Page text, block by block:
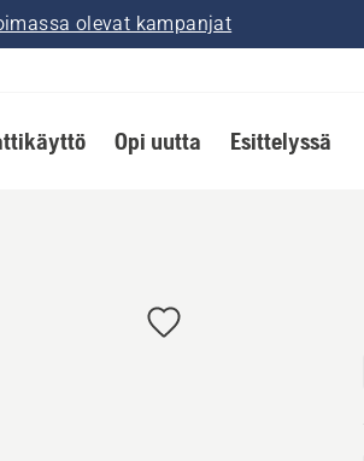
olevat kampanjat
Opi uutta Esittelyssä